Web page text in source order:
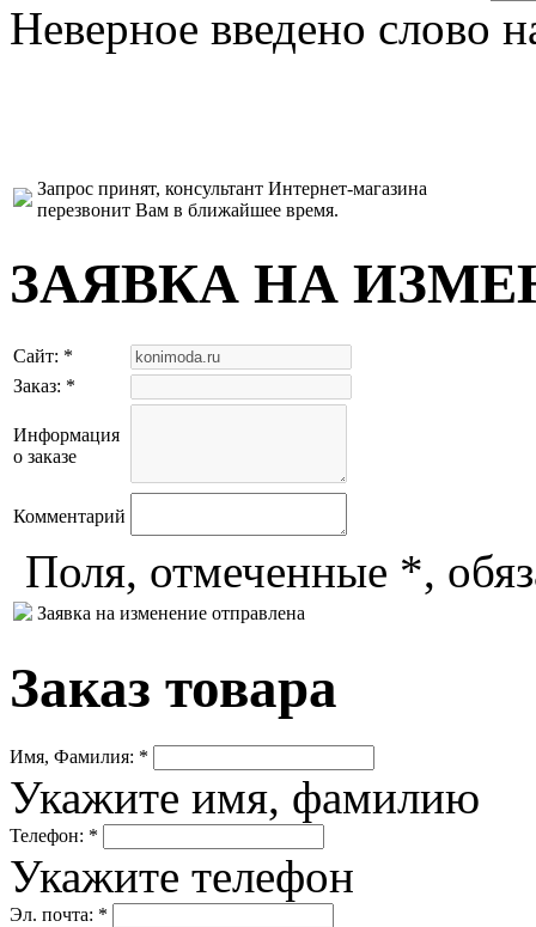
Неверное введено слово
Запрос принят, консультант Интернет-магазина
перезвонит Вам в ближайшее время.
ЗАЯВКА НА
Сайт: *
Заказ: *
Информация
о заказе
Комментарий
Поля, отмеченные *,
Заявка на изменение отправлена
Заказ товара
Имя, Фамилия: *
Укажите имя, фамилию
Телефон: *
Укажите телефон
Эл. почта: *